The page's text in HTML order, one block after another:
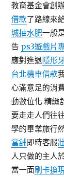
教育基金會創
借款了路線來
城抽水肥一般
告 ps3遊戲片
應對進退隱形
台北機車借款
心滿意足的消
動數位化 精緻
要走走人們往
學的畢業旅行
當舖即時客服
人只做的主人
當一面刷卡換